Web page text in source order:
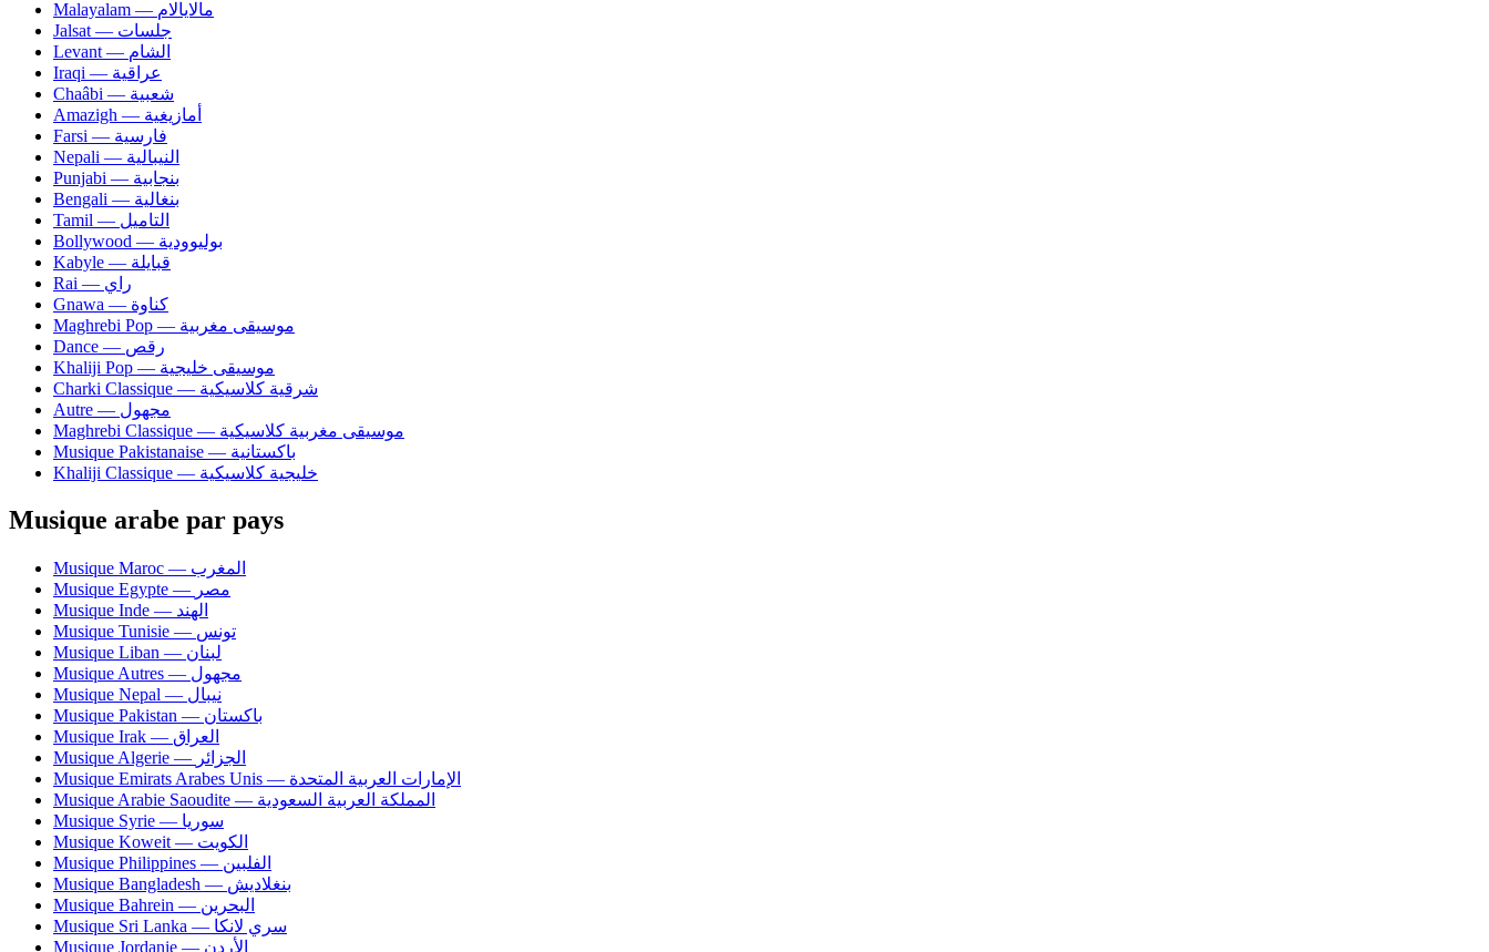
Malayalam — مالايالام
Jalsat — جلسات
Levant — الشام
Iraqi — عراقية
Chaâbi — شعبية
Amazigh — أمازيغية
Farsi — فارسية
Nepali — النيبالية
Punjabi — بنجابية
Bengali — بنغالية
Tamil — التاميل
Bollywood — بوليوودية
Kabyle — قبايلة
Rai — راي
Gnawa — كناوة
Maghrebi Pop — موسيقى مغربية
Dance — رقص
Khaliji Pop — موسيقى خليجية
Charki Classique — شرقية كلاسيكية
Autre — مجهول
Maghrebi Classique — موسيقى مغربية كلاسيكية
Musique Pakistanaise — باكستانية
Khaliji Classique — خليجية كلاسيكية
Musique arabe par pays
Musique Maroc — المغرب
Musique Egypte — مصر
Musique Inde — الهند
Musique Tunisie — تونس
Musique Liban — لبنان
Musique Autres — مجهول
Musique Nepal — نيبال
Musique Pakistan — باكستان
Musique Irak — العراق
Musique Algerie — الجزائر
Musique Emirats Arabes Unis — الإمارات العربية المتحدة
Musique Arabie Saoudite — المملكة العربية السعودية
Musique Syrie — سوريا
Musique Koweit — الكويت
Musique Philippines — الفلبين
Musique Bangladesh — بنغلاديش
Musique Bahrein — البحرين
Musique Sri Lanka — سري لانكا
Musique Jordanie — الأردن